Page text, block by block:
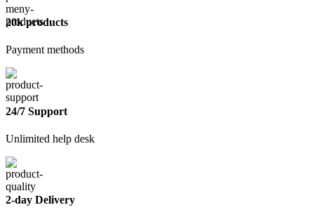
20k products
Payment methods
24/7 Support
Unlimited help desk
2-day Delivery